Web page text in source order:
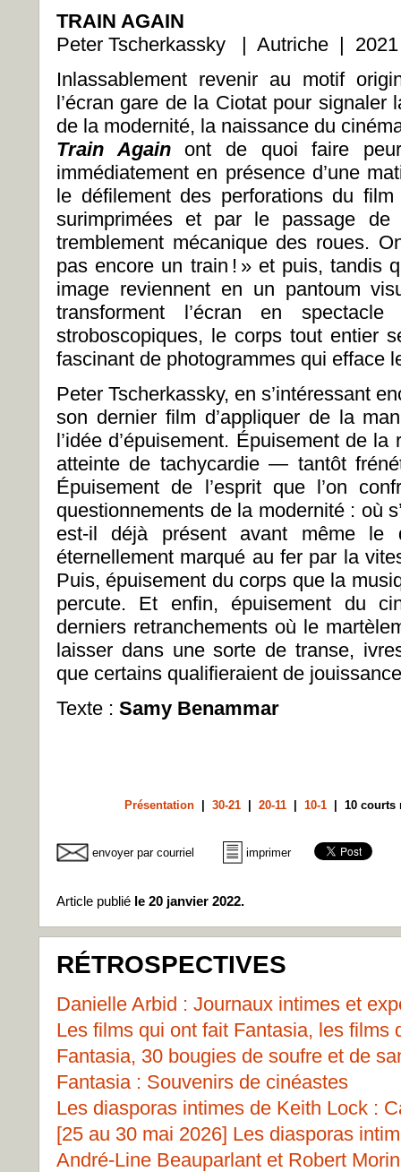
TRAIN AGAIN
Peter Tscherkassky | Autriche | 2021
Inlassablement revenir au motif
l’écran gare de la Ciotat pour
de la modernité, la naissance du
Train Againont de quoi faire peur
immédiatement en présence d’une
le défilement des perforations du
surimprimées et par le passage
tremblement mécanique des roues.
pas encore un train ! » et puis, tandis
image reviennent en un pantoum
transforment l’écran en
stroboscopiques, le corps tout entier
fascinant de photogrammes qui efface
Peter Tscherkassky, en s’intéressant
son dernier film d’appliquer de la
l’idée d’épuisement. Épuisement de
atteinte de tachycardie — tantôt
Épuisement de l’esprit que l’on
questionnements de la modernité : où
est-il déjà présent avant même le
éternellement marqué au fer par la
Puis, épuisement du corps que la
percute. Et enfin, épuisement du
derniers retranchements où le
laisser dans une sorte de transe,
que certains qualifieraient de
Texte : Samy Benammar
Présentation| 30-21| 20-11| 10-1| 10 courts
envoyer par courriel imprimer
Article publié le 20 janvier 2022.
RÉTROSPECTIVES
Danielle Arbid : Journaux intimes et
Les films qui ont fait Fantasia, les films
Fantasia, 30 bougies de soufre et de
Fantasia : Souvenirs de cinéastes
Les diasporas intimes de Keith Lock :
[25 au 30 mai 2026] Les diasporas
André-Line Beauparlant et Robert